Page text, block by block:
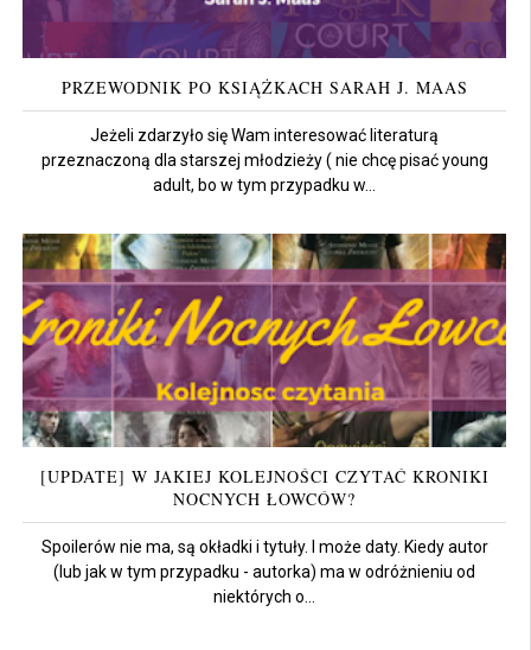
PRZEWODNIK PO KSIĄŻKACH SARAH J. MAAS
Jeżeli zdarzyło się Wam interesować literaturą
przeznaczoną dla starszej młodzieży ( nie chcę pisać young
adult, bo w tym przypadku w...
[UPDATE] W JAKIEJ KOLEJNOŚCI CZYTAĆ KRONIKI
NOCNYCH ŁOWCÓW?
Spoilerów nie ma, są okładki i tytuły. I może daty. Kiedy autor
(lub jak w tym przypadku - autorka) ma w odróżnieniu od
niektórych o...